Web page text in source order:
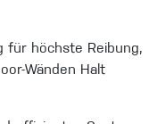
für höchste Reibung,
Wänden Halt